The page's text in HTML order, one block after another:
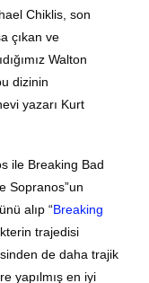
Chiklis, son
çıkan ve
Walton
dizinin
yazarı Kurt
ile Breaking Bad
Sopranos”un
alıp “Breaking
trajedisi
de daha trajik
yapılmış en iyi